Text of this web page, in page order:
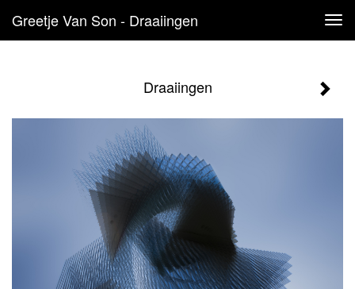
Greetje Van Son - Draaiingen
Draaiingen